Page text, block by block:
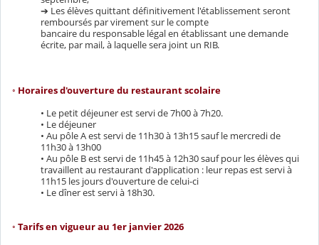
➔ Les élèves quittant définitivement l'établissement seront
remboursés par virement sur le compte
bancaire du responsable légal en établissant une demande
écrite, par mail, à laquelle sera joint un RIB.
◦ Horaires d'ouverture du restaurant scolaire
• Le petit déjeuner est servi de 7h00 à 7h20.
• Le déjeuner
• Au pôle A est servi de 11h30 à 13h15 sauf le mercredi de
11h30 à 13h00
• Au pôle B est servi de 11h45 à 12h30 sauf pour les élèves qui
travaillent au restaurant d'application : leur repas est servi à
11h15 les jours d'ouverture de celui-ci
• Le dîner est servi à 18h30.
◦ Tarifs en vigueur au 1er janvier 2026